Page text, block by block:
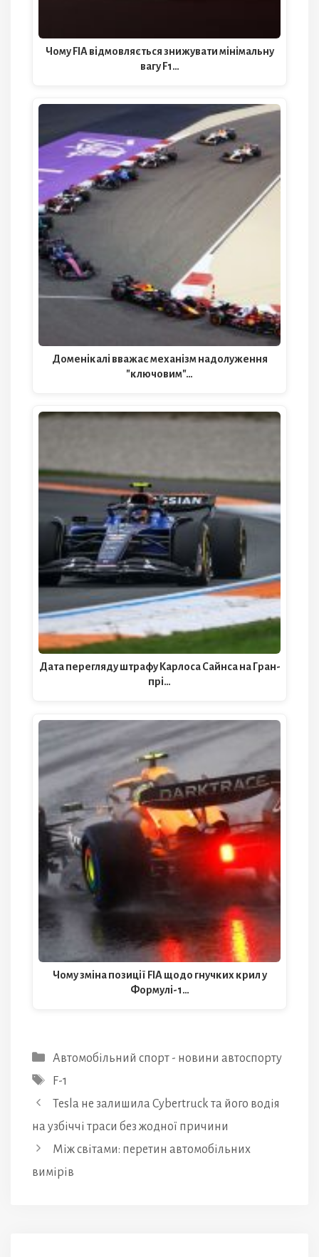
Чому FIA відмовляється знижувати мінімальну
вагу F1…
Доменікалі вважає механізм надолуження
"ключовим"…
Дата перегляду штрафу Карлоса Сайнса на Гран-
прі…
Чому зміна позиції FIA щодо гнучких крил у
Формулі-1…
Категорії
Автомобільний спорт - новини автоспорту
Позначки
F-1
Tesla не залишила Cybertruck та його водія
на узбіччі траси без жодної причини
Між світами: перетин автомобільних
вимірів